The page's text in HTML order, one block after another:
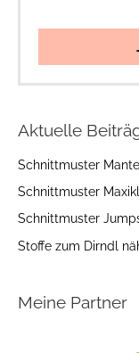
Aktuelle
Schnittmuster
Schnittmuster
Schnittmuster
Stoffe zum Dirndl
Meine Partner